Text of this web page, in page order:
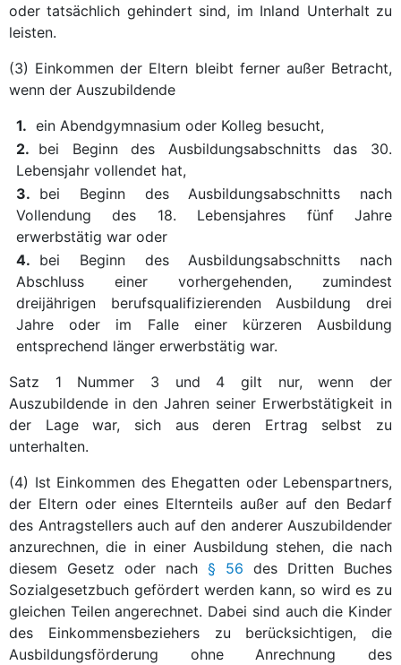
oder tatsächlich gehindert sind, im Inland Unterhalt zu
leisten.
(3) Einkommen der Eltern bleibt ferner außer Betracht,
wenn der Auszubildende
1. ein Abendgymnasium oder Kolleg besucht,
2. bei Beginn des Ausbildungsabschnitts das 30.
Lebensjahr vollendet hat,
3. bei Beginn des Ausbildungsabschnitts nach
Vollendung des 18. Lebensjahres fünf Jahre
erwerbstätig war oder
4. bei Beginn des Ausbildungsabschnitts nach
Abschluss einer vorhergehenden, zumindest
dreijährigen berufsqualifizierenden Ausbildung drei
Jahre oder im Falle einer kürzeren Ausbildung
entsprechend länger erwerbstätig war.
Satz 1 Nummer 3 und 4 gilt nur, wenn der
Auszubildende in den Jahren seiner Erwerbstätigkeit in
der Lage war, sich aus deren Ertrag selbst zu
unterhalten.
(4) Ist Einkommen des Ehegatten oder Lebenspartners,
der Eltern oder eines Elternteils außer auf den Bedarf
des Antragstellers auch auf den anderer Auszubildender
anzurechnen, die in einer Ausbildung stehen, die nach
diesem Gesetz oder nach § 56 des Dritten Buches
Sozialgesetzbuch gefördert werden kann, so wird es zu
gleichen Teilen angerechnet. Dabei sind auch die Kinder
des Einkommensbeziehers zu berücksichtigen, die
Ausbildungsförderung ohne Anrechnung des